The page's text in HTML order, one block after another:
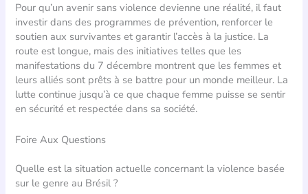
Pour qu’un avenir sans violence devienne une réalité, il faut
investir dans des programmes de prévention, renforcer le
soutien aux survivantes et garantir l’accès à la justice. La
route est longue, mais des initiatives telles que les
manifestations du 7 décembre montrent que les femmes et
leurs alliés sont prêts à se battre pour un monde meilleur. La
lutte continue jusqu’à ce que chaque femme puisse se sentir
en sécurité et respectée dans sa société.
Foire Aux Questions
Quelle est la situation actuelle concernant la violence basée
sur le genre au Brésil ?